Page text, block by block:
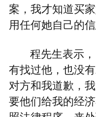
案，我才知道买
用任何她自己的信
程先生表示
有找过他，也没
对方和我道歉，
要他们给我的经